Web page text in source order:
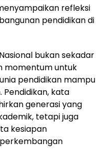
refleksi
pendidikan di
bukan sekadar
momentum untuk
pendidikan mampu
kata
generasi yang
tetapi juga
kesiapan